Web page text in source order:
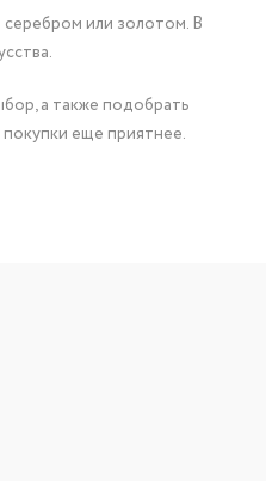
серебром или золотом. В
а также подобрать
еще приятнее.